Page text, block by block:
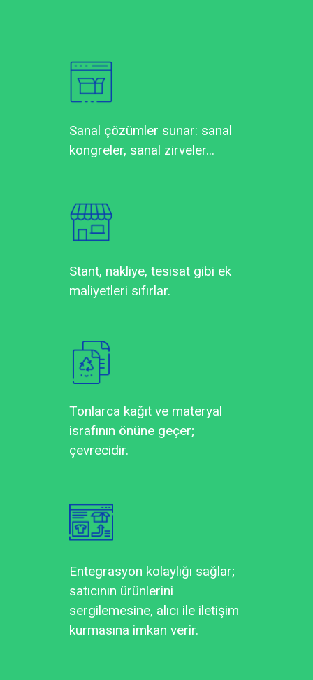
Sanal çözümler sunar: sanal
kongreler, sanal zirveler...
Stant, nakliye, tesisat gibi ek
maliyetleri sıfırlar.
Tonlarca kağıt ve materyal
israfının önüne geçer;
çevrecidir.
Entegrasyon kolaylığı sağlar;
satıcının ürünlerini
sergilemesine, alıcı ile iletişim
kurmasına imkan verir.